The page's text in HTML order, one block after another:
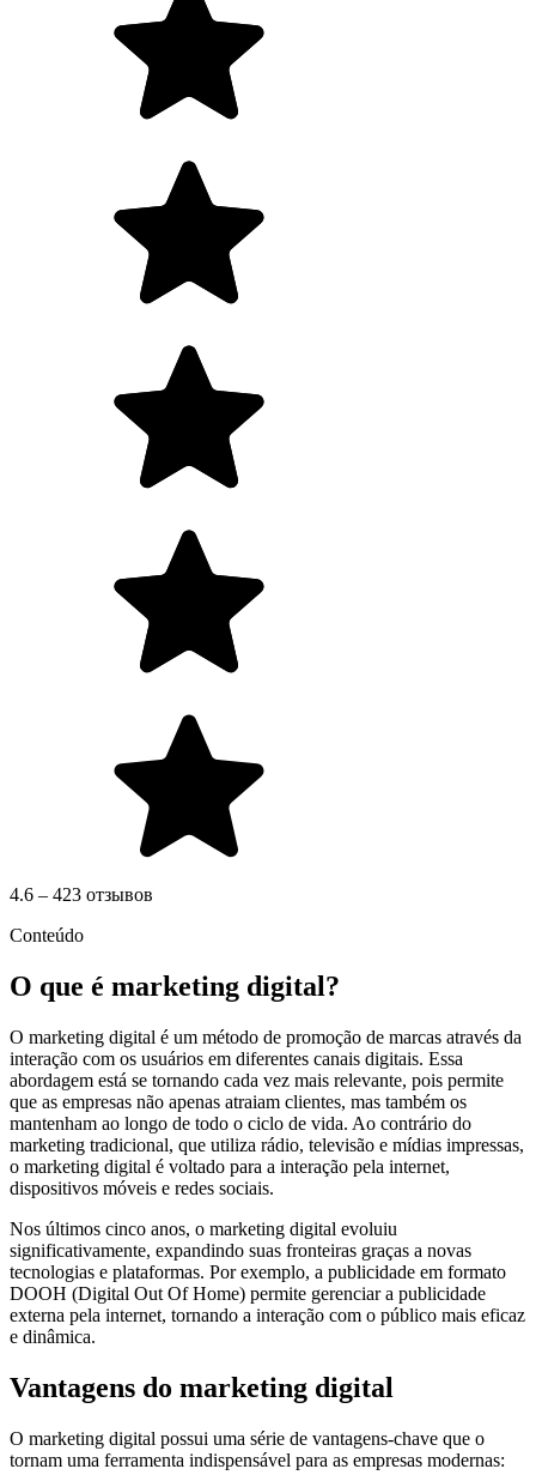
4.6 – 423 отзывов
Conteúdo
O que é marketing digital?
O marketing digital é um método de promoção de marcas através da
interação com os usuários em diferentes canais digitais. Essa
abordagem está se tornando cada vez mais relevante, pois permite
que as empresas não apenas atraiam clientes, mas também os
mantenham ao longo de todo o ciclo de vida. Ao contrário do
marketing tradicional, que utiliza rádio, televisão e mídias impressas,
o marketing digital é voltado para a interação pela internet,
dispositivos móveis e redes sociais.
Nos últimos cinco anos, o marketing digital evoluiu
significativamente, expandindo suas fronteiras graças a novas
tecnologias e plataformas. Por exemplo, a publicidade em formato
DOOH (Digital Out Of Home) permite gerenciar a publicidade
externa pela internet, tornando a interação com o público mais eficaz
e dinâmica.
Vantagens do marketing digital
O marketing digital possui uma série de vantagens-chave que o
tornam uma ferramenta indispensável para as empresas modernas: